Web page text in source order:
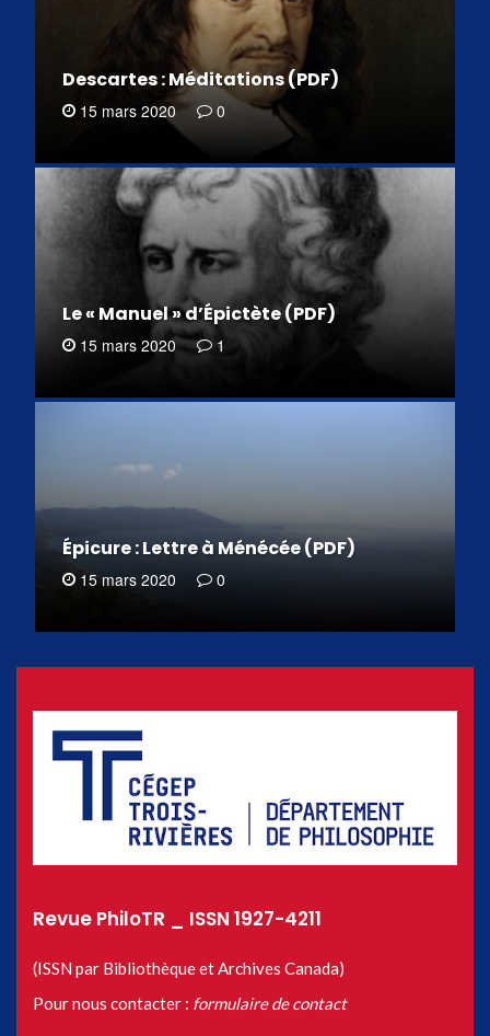
Descartes : Méditations (PDF)
15 mars 2020 0
Le « Manuel » d’Épictète (PDF)
15 mars 2020 1
Épicure : Lettre à Ménécée (PDF)
15 mars 2020 0
Revue PhiloTR _ ISSN 1927-4211
(ISSN par Bibliothèque et Archives Canada)
Pour nous contacter : formulaire de contact